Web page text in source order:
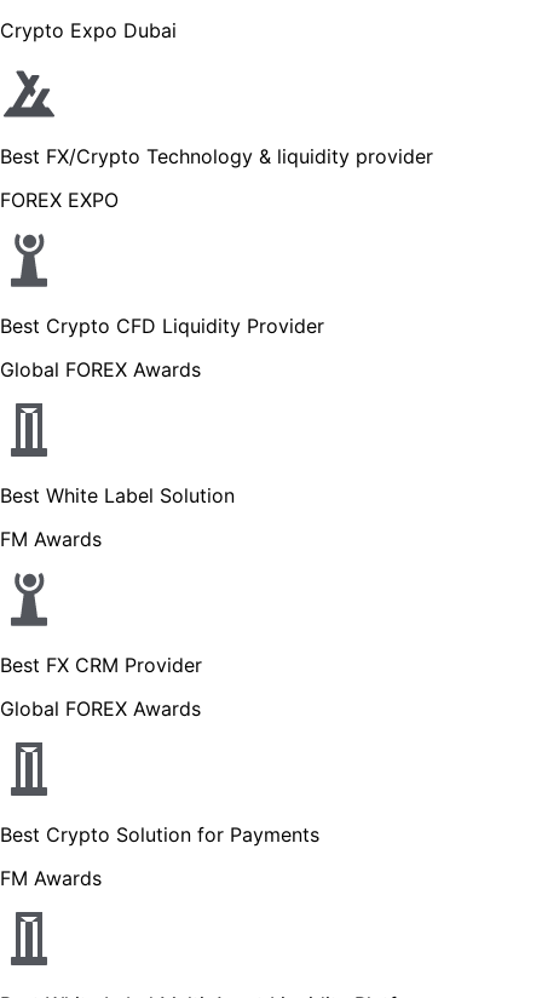
Crypto Expo Dubai
Best FX/Crypto Technology & liquidity provider
FOREX EXPO
Best Crypto CFD Liquidity Provider
Global FOREX Awards
Best White Label Solution
FM Awards
Best FX CRM Provider
Global FOREX Awards
Best Crypto Solution for Payments
FM Awards